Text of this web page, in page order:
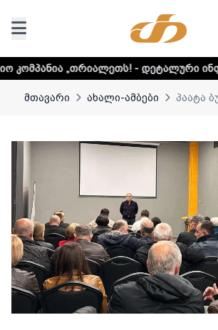
- დეტალური ინფორმაციისთვის
მთავარი ახალი-ამბები პაატა